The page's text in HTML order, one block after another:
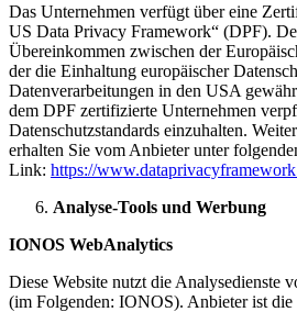
Das Unternehmen verfügt über eine
US Data Privacy Framework“ (DPF).
Übereinkommen zwischen der
der die Einhaltung europäischer
Datenverarbeitungen in den USA
dem DPF zertifizierte Unternehmen
Datenschutzstandards einzuhalten.
erhalten Sie vom Anbieter unter
Link: https://
Analyse-Tools und Werbung
IONOS WebAnalytics
Diese Website nutzt die Analysedienste
(im Folgenden: IONOS). Anbieter ist